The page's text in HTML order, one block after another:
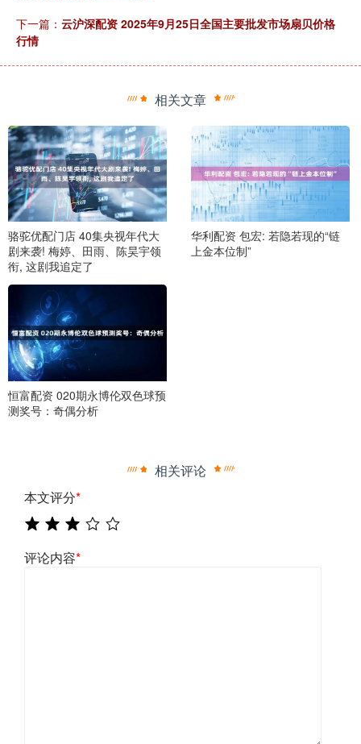
下一篇： 云沪深配资 2025年9月25日全国主要批发市场扇贝价格
行情
相关文章
骆驼优配门店 40集央视年代大
剧来袭! 梅婷、田雨、陈昊宇领
衔, 这剧我追定了
华利配资 包宏: 若隐若现的“链
上金本位制”
恒富配资 020期永博伦双色球预
测奖号：奇偶分析
相关评论
本文评分*
评论内容*